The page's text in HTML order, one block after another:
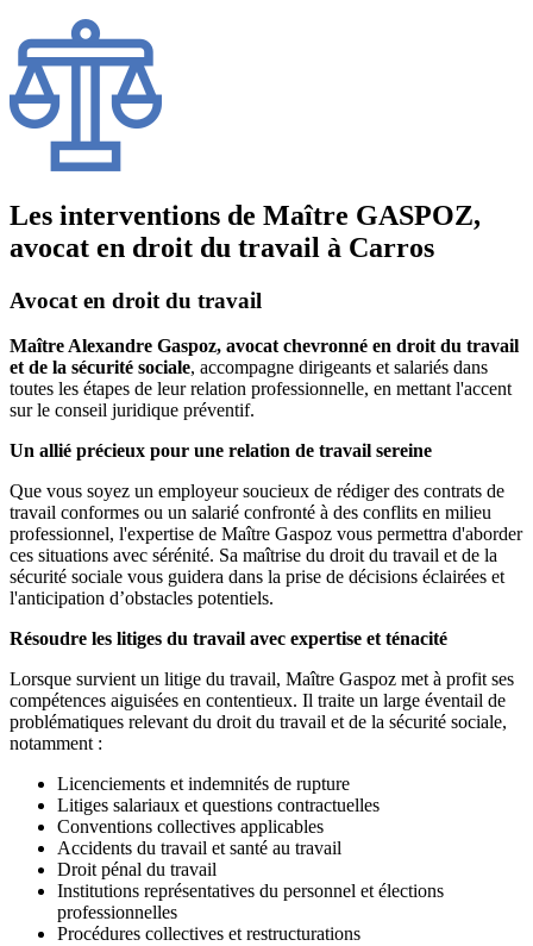
Les interventions de Maître GASPOZ,
avocat en droit du travail à Carros
Avocat en droit du travail
Maître Alexandre Gaspoz, avocat chevronné en droit du travail
et de la sécurité sociale, accompagne dirigeants et salariés dans
toutes les étapes de leur relation professionnelle, en mettant l'accent
sur le conseil juridique préventif.
Un allié précieux pour une relation de travail sereine
Que vous soyez un employeur soucieux de rédiger des contrats de
travail conformes ou un salarié confronté à des conflits en milieu
professionnel, l'expertise de Maître Gaspoz vous permettra d'aborder
ces situations avec sérénité. Sa maîtrise du droit du travail et de la
sécurité sociale vous guidera dans la prise de décisions éclairées et
l'anticipation d’obstacles potentiels.
Résoudre les litiges du travail avec expertise et ténacité
Lorsque survient un litige du travail, Maître Gaspoz met à profit ses
compétences aiguisées en contentieux. Il traite un large éventail de
problématiques relevant du droit du travail et de la sécurité sociale,
notamment :
Licenciements et indemnités de rupture
Litiges salariaux et questions contractuelles
Conventions collectives applicables
Accidents du travail et santé au travail
Droit pénal du travail
Institutions représentatives du personnel et élections
professionnelles
Procédures collectives et restructurations